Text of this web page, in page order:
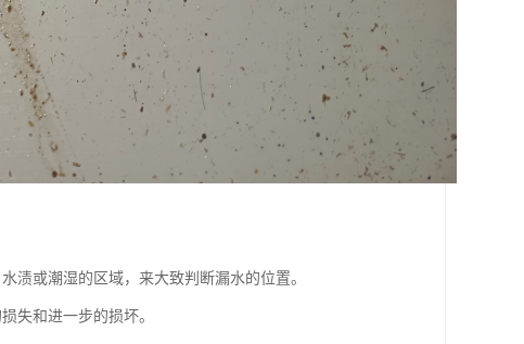
渍或潮湿的区域，来大致判断漏水的位置。
失和进一步的损坏。